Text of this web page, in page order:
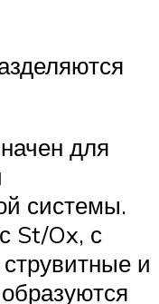
для
системы.
St/Ox, с
и